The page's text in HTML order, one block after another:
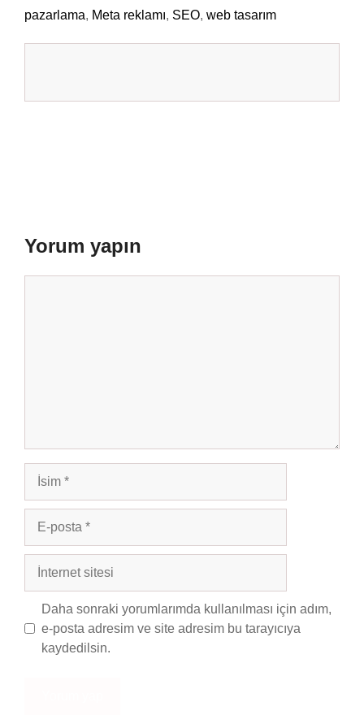
pazarlama, Meta reklamı, SEO, web tasarım
Yorum yapın
İsim
posta
İnternet
Daha sonraki yorumlarımda kullanılması için adım,
e-posta adresim ve site adresim bu tarayıcıya
kaydedilsin.